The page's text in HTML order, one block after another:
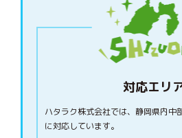
対応エリ
ハタラク株式会社では、静岡県内中
に対応しています。